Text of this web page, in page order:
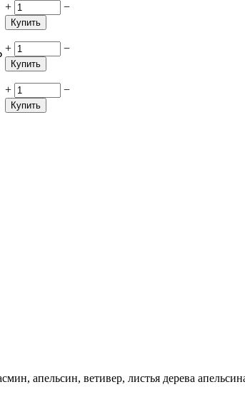
+ −
Купить
+ −
Купить
+ −
Купить
апельсин, ветивер, листья дерева